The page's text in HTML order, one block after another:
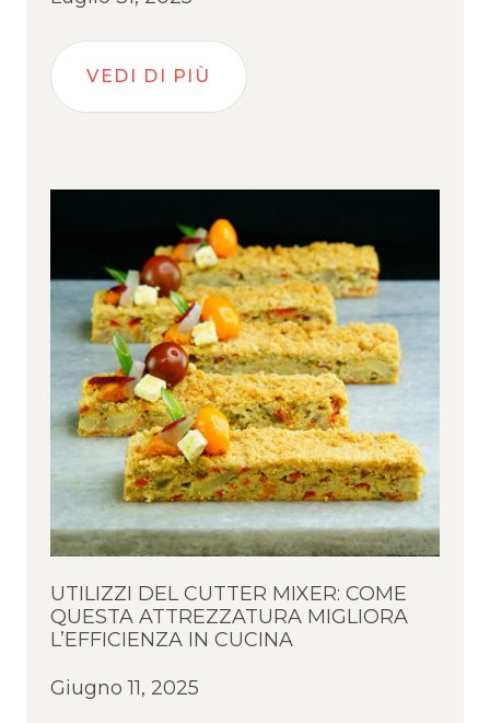
VEDI DI PIÙ
UTILIZZI DEL CUTTER MIXER: COME
QUESTA ATTREZZATURA MIGLIORA
L’EFFICIENZA IN CUCINA
Giugno 11, 2025